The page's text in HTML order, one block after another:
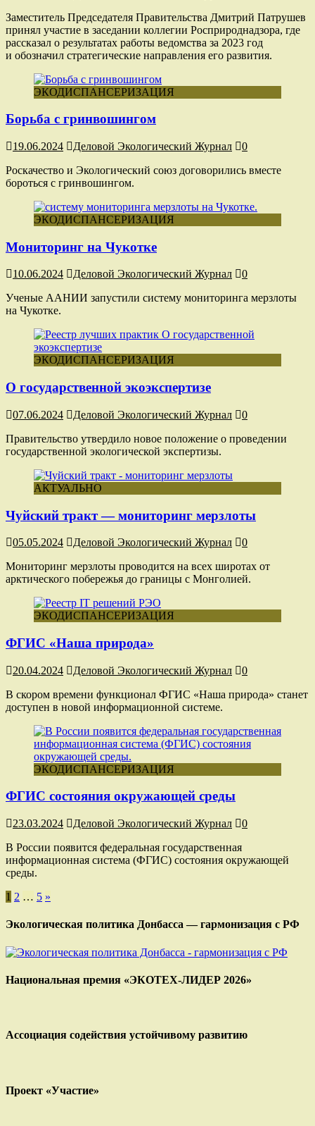
Заместитель Председателя Правительства Дмитрий Патрушев
принял участие в заседании коллегии Росприроднадзора, где
рассказал о результатах работы ведомства за 2023 год
и обозначил стратегические направления его развития.
ЭКОДИСПАНСЕРИЗАЦИЯ
Борьба с гринвошингом
19.06.2024 Деловой Экологический Журнал
0
Роскачество и Экологический союз договорились вместе
бороться с гринвошингом.
ЭКОДИСПАНСЕРИЗАЦИЯ
Мониторинг на Чукотке
10.06.2024 Деловой Экологический Журнал
0
Ученые ААНИИ запустили систему мониторинга мерзлоты
на Чукотке.
ЭКОДИСПАНСЕРИЗАЦИЯ
О государственной экоэкспертизе
07.06.2024 Деловой Экологический Журнал
0
Правительство утвердило новое положение о проведении
государственной экологической экспертизы.
АКТУАЛЬНО
Чуйский тракт — мониторинг мерзлоты
05.05.2024 Деловой Экологический Журнал
0
Мониторинг мерзлоты проводится на всех широтах от
арктического побережья до границы с Монголией.
ЭКОДИСПАНСЕРИЗАЦИЯ
ФГИС «Наша природа»
20.04.2024 Деловой Экологический Журнал
0
В скором времени функционал ФГИС «Наша природа» станет
доступен в новой информационной системе.
ЭКОДИСПАНСЕРИЗАЦИЯ
ФГИС состояния окружающей среды
23.03.2024 Деловой Экологический Журнал
0
В России появится федеральная государственная
информационная система (ФГИС) состояния окружающей
среды.
Пагинация
записей
1 2 … 5 »
Экологическая политика Донбасса — гармонизация с РФ
Национальная премия «ЭКОТЕХ-ЛИДЕР 2026»
Ассоциация содействия устойчивому развитию
Проект «Участие»